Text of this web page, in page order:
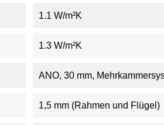
1.1 W/m²K
1.3 W/m²K
ANO, 30 mm,
1,5 mm (Rahmen und Flügel)